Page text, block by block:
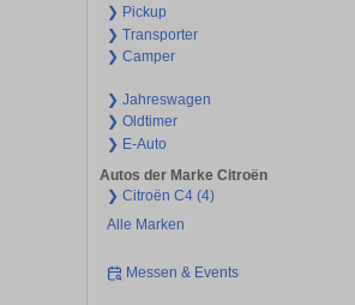
❯ Pickup
❯ Transporter
❯ Camper
❯ Jahreswagen
❯ Oldtimer
❯ E-Auto
Autos der Marke Citroën
❯ Citroën C4 (4)
Alle Marken
Messen & Events